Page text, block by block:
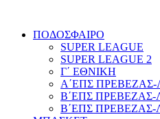
ΠΟΔΟΣΦΑΙΡΟ
SUPER LEAGUE
SUPER LEAGUE 2
Γ΄ ΕΘΝΙΚΗ
Α΄ΕΠΣ
Β΄ΕΠΣ
Β΄ΕΠΣ